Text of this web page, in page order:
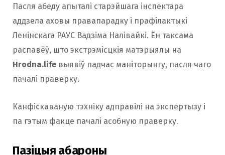
Пасля абеду апыталі старэйшага інспектара
аддзела аховы правапарадку і прафілактыкі
Ленінскага РАУС Вадзіма Налівайкі. Ён таксама
распавёў, што экстрэмісцкія матэрыялы на
Hrodna.life выявіў падчас маніторынгу, пасля чаго
пачалі праверку.
Канфіскаваную тэхніку адправілі на экспертызу і
па гэтым факце пачалі асобную праверку.
Пазіцыя абароны